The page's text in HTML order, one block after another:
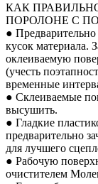
КАК
ПОРОЛОНЕ С
●
кусок материала.
оклеиваемую
(учесть
временные
● Склеиваемые
высушить.
● Гладкие
предварительно
для лучшего
● Рабочую
очистителем